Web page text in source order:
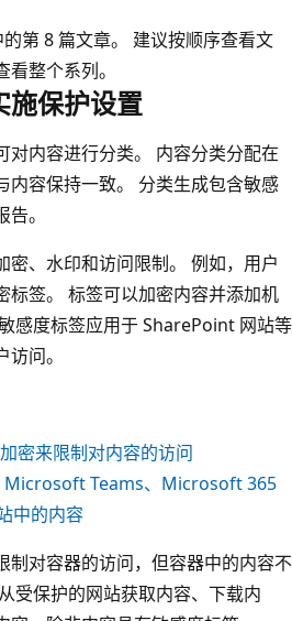
第 8 篇文章。 建议按顺序查看文
看整个系列。
施保护设置
对内容进行分类。 内容分类分配在
内容保持一致。 分类生成包含敏感
。
密、水印和访问限制。 例如，用户
标签。 标签可以加密内容并添加机
感度标签应用于 SharePoint 网站等
问。
密来限制对内容的访问
Microsoft Teams、Microsoft 365
中的内容
制对容器的访问，但容器中的内容不
受保护的网站获取内容、下载内